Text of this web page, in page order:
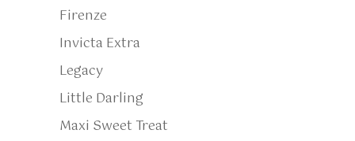
Firenze
Invicta Extra
Legacy
Little Darling
Maxi Sweet Treat